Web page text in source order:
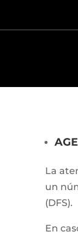
La
un
(DFS).
En